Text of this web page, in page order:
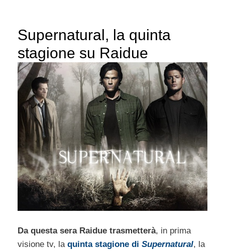
Supernatural, la quinta
stagione su Raidue
Da questa sera Raidue trasmetterà, in prima
visione tv, la quinta stagione di Supernatural, la